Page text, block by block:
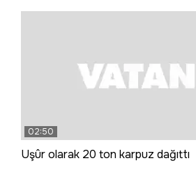
02:50
Uşûr olarak 20 ton karpuz dağıttı